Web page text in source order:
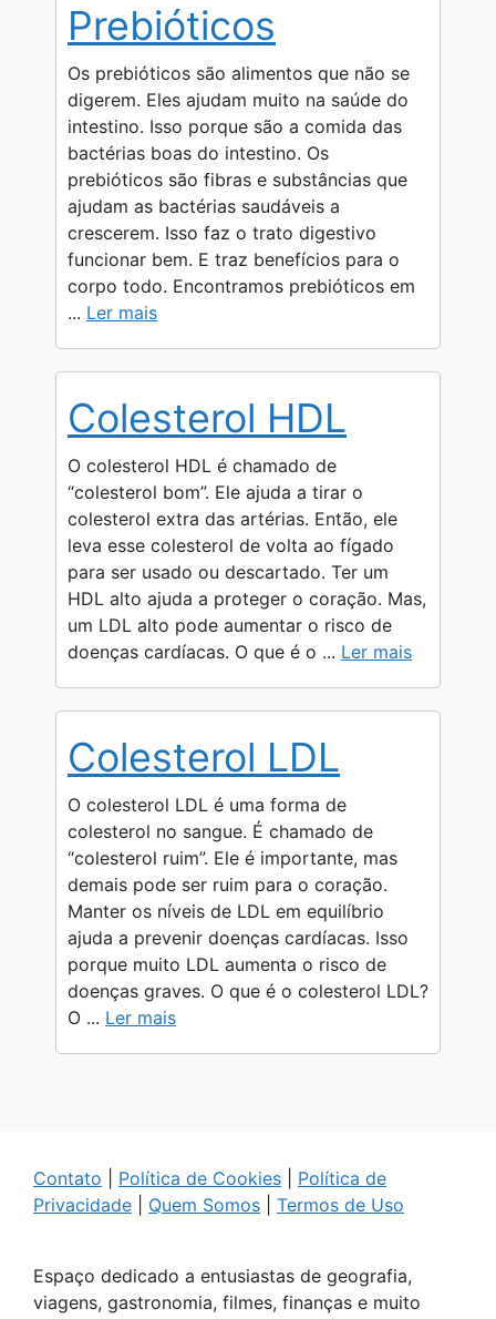
s
A
p
p
g
r
a
m
e
n
g
e
r
b
o
o
k
i
n
k
Prebióticos
Os prebióticos são alimentos que não se
digerem. Eles ajudam muito na saúde do
intestino. Isso porque são a comida das
bactérias boas do intestino. Os
prebióticos são fibras e substâncias que
ajudam as bactérias saudáveis a
crescerem. Isso faz o trato digestivo
funcionar bem. E traz benefícios para o
corpo todo. Encontramos prebióticos em
... Ler mais
Colesterol HDL
O colesterol HDL é chamado de
“colesterol bom”. Ele ajuda a tirar o
colesterol extra das artérias. Então, ele
leva esse colesterol de volta ao fígado
para ser usado ou descartado. Ter um
HDL alto ajuda a proteger o coração. Mas,
um LDL alto pode aumentar o risco de
doenças cardíacas. O que é o ... Ler mais
Colesterol LDL
O colesterol LDL é uma forma de
colesterol no sangue. É chamado de
“colesterol ruim”. Ele é importante, mas
demais pode ser ruim para o coração.
Manter os níveis de LDL em equilíbrio
ajuda a prevenir doenças cardíacas. Isso
porque muito LDL aumenta o risco de
doenças graves. O que é o colesterol LDL?
O ... Ler mais
Contato Política de Cookies
Política de
Privacidade
Quem Somos Termos de Uso
Espaço dedicado a entusiastas de geografia,
viagens, gastronomia, filmes, finanças e muito